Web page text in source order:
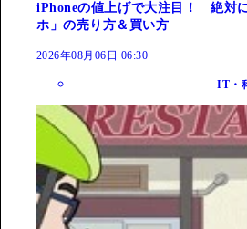
iPhoneの値上げで大注目！ 絶対
ホ」の売り方＆買い方
2026年08月06日 06:30
IT・